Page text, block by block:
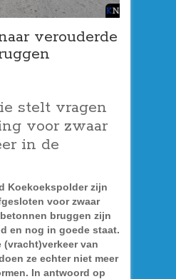
verouderde
stelt vragen
voor zwaar
in de
Koekoekspolder zijn
voor zwaar
bruggen zijn
en nog in goede staat.
(vracht)verkeer van
ze echter niet meer
In antwoord op